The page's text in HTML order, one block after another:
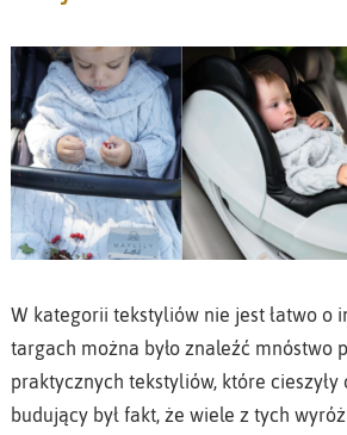
W kategorii tekstyliów nie jest łatwo o
targach można było znaleźć mnóstwo
praktycznych tekstyliów, które cieszyły
budujący był fakt, że wiele z tych